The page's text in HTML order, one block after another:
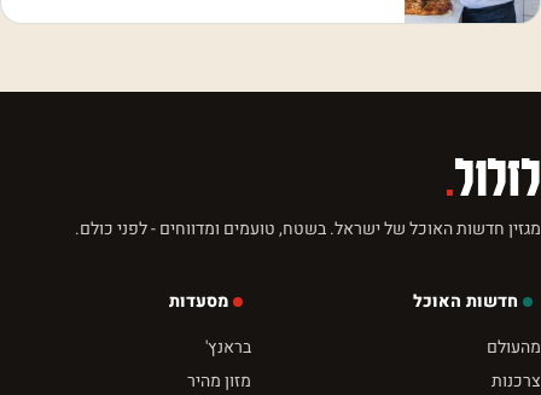
לזלול.
מגזין חדשות האוכל של ישראל. בשטח, טועמים ומדווחים - לפני כולם.
חדשות האוכל
מהעולם
צרכנות
מסעדות
בראנץ'
מזון מהיר